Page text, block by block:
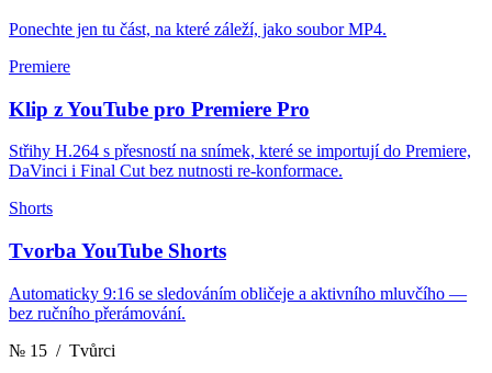
Ponechte jen tu část, na které záleží, jako soubor MP4.
Premiere
Klip z YouTube pro Premiere Pro
Střihy H.264 s přesností na snímek, které se importují do Premiere,
DaVinci i Final Cut bez nutnosti re-konformace.
Shorts
Tvorba YouTube Shorts
Automaticky 9:16 se sledováním obličeje a aktivního mluvčího —
bez ručního přerámování.
№ 15 / Tvůrci